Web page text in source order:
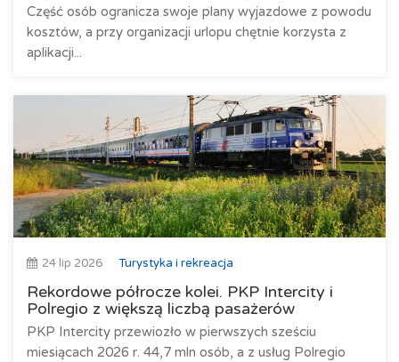
Część osób ogranicza swoje plany wyjazdowe z powodu
kosztów, a przy organizacji urlopu chętnie korzysta z
aplikacji...
24 lip 2026 Turystyka i rekreacja
Rekordowe półrocze kolei. PKP Intercity i
Polregio z większą liczbą pasażerów
PKP Intercity przewiozło w pierwszych sześciu
miesiącach 2026 r. 44,7 mln osób, a z usług Polregio